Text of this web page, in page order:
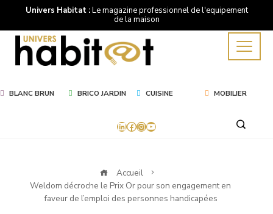
Univers Habitat :Le magazine professionnel de l'equipement
de la maison
BLANC BRUN BRICO JARDIN CUISINE MOBILIER
LinkedIn
Facebook
Instagram
YouTube
Accueil
Weldom décroche le Prix Or pour son engagement en
faveur de l’emploi des personnes handicapées